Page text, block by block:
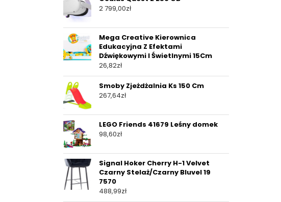
2 799,00zł
Mega Creative Kierownica
Edukacyjna Z Efektami
Dźwiękowymi I Świetlnymi 15Cm
26,82zł
Smoby Zjeżdżalnia Ks 150 Cm
267,64zł
LEGO Friends 41679 Leśny domek
98,60zł
Signal Hoker Cherry H-1 Velvet
Czarny Stelaż/Czarny Bluvel 19
7570
488,99zł